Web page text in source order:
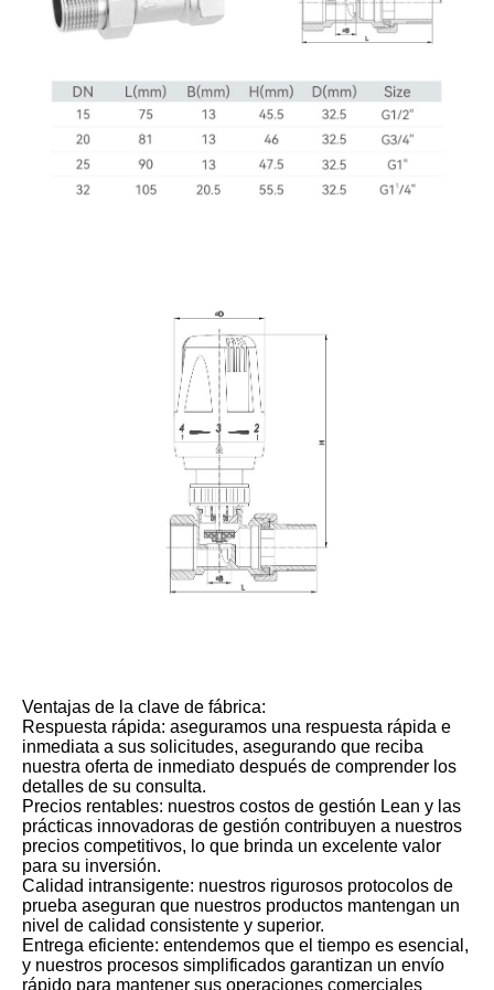
Ventajas de la clave de fábrica:
Respuesta rápida: aseguramos una respuesta rápida e
inmediata a sus solicitudes, asegurando que reciba
nuestra oferta de inmediato después de comprender los
detalles de su consulta.
Precios rentables: nuestros costos de gestión Lean y las
prácticas innovadoras de gestión contribuyen a nuestros
precios competitivos, lo que brinda un excelente valor
para su inversión.
Calidad intransigente: nuestros rigurosos protocolos de
prueba aseguran que nuestros productos mantengan un
nivel de calidad consistente y superior.
Entrega eficiente: entendemos que el tiempo es esencial,
y nuestros procesos simplificados garantizan un envío
rápido para mantener sus operaciones comerciales